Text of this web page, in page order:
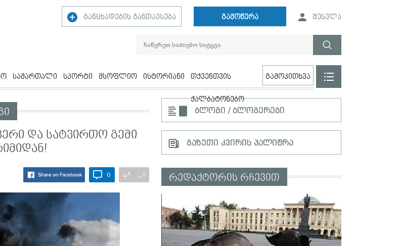
განცხადების განთავსება გამოწერა შესვლა
სამართალი სპორტი მსოფლიო ისტორიანი თქვენთვის
ქალბატონებო
გამოკითხვა
და სატვირთო გემი
0 +A −A
ბლოგი / ბლოგერები
გაზეთი კვირის პალიტრა
რედაქტორის რჩევით